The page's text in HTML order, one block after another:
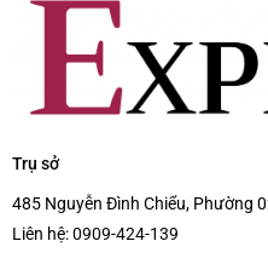
Trụ sở
485 Nguyễn Đình Chiểu, Phường
Liên hệ:0909-424-139